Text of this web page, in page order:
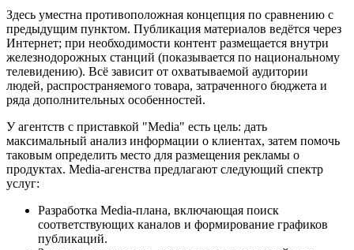
Здесь уместна противоположная концепция по сравнению с
предыдущим пунктом. Публикация материалов ведётся через
Интернет; при необходимости контент размещается внутри
железнодорожных станций (показывается по национальному
телевидению). Всё зависит от охватываемой аудитории
людей, распространяемого товара, затраченного бюджета и
ряда дополнительных особенностей.
У агентств с приставкой "Media" есть цель: дать
максимальный анализ информации о клиентах, затем помочь
таковым определить место для размещения рекламы о
продуктах. Media-агенства предлагают следующий спектр
услуг:
Разработка Media-плана, включающая поиск
соответствующих каналов и формирование графиков
публикаций.